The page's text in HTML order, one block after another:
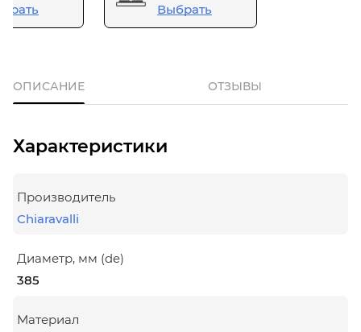
Выбрать
ОПИСАНИЕ ОТЗЫВЫ
Характеристики
Производитель
Chiaravalli
Диаметр, мм (de)
385
Материал